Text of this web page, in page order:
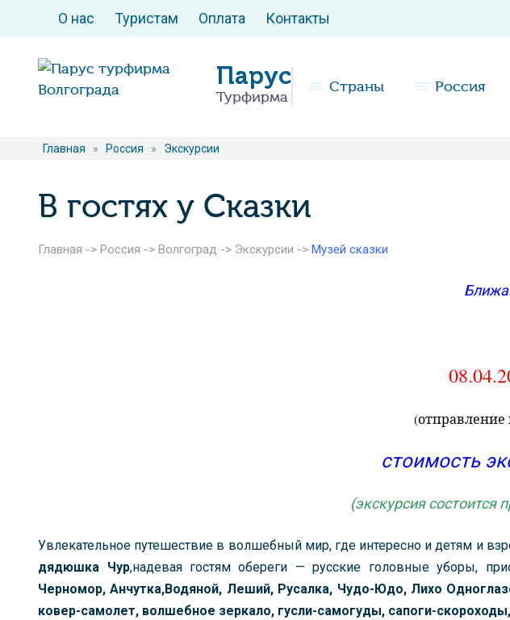
О нас Туристам Оплата Контакты
Парус
Турфирма
Страны Россия
Главная » Россия » Экскурсии
В гостях у Сказки
Главная ->Россия ->Волгоград -> Экскурсии ->Музей сказки
(отправление
стоимость
(экскурсия состоится
Увлекательное путешествие в волшебный мир, где интересно и детям и
дядюшка Чур,надевая гостям обереги — русские головные уборы,
Черномор, Анчутка,Водяной, Леший, Русалка, Чудо-Юдо, Лихо
ковер-самолет, волшебное зеркало, гусли-самогуды, сапоги-